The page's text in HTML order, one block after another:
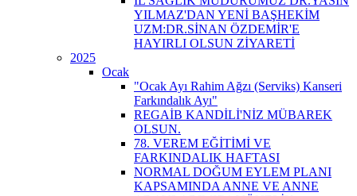
YILMAZ'DAN YENİ BAŞHEKİM
UZM:DR.SİNAN ÖZDEMİR'E
HAYIRLI OLSUN ZİYARETİ
2025
Ocak
"Ocak Ayı Rahim Ağzı (Serviks) Kanseri
Farkındalık Ayı"
REGAİB KANDİLİ'NİZ MÜBAREK
OLSUN.
78. VEREM EĞİTİMİ VE
FARKINDALIK HAFTASI
NORMAL DOĞUM EYLEM PLANI
KAPSAMINDA ANNE VE ANNE